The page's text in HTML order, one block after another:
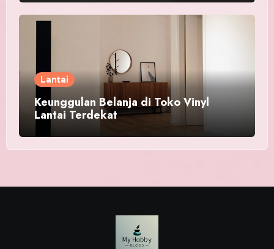
Lantai
Keunggulan Belanja di Toko Vinyl
Lantai Terdekat